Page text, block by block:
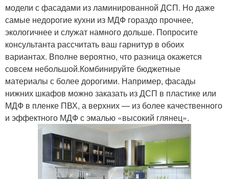
модели с фасадами из ламинированной ДСП. Но даже
самые недорогие кухни из МДФ гораздо прочнее,
экологичнее и служат намного дольше. Попросите
консультанта рассчитать ваш гарнитур в обоих
вариантах. Вполне вероятно, что разница окажется
совсем небольшой.Комбинируйте бюджетные
материалы с более дорогими. Например, фасады
нижних шкафов можно заказать из ДСП в пластике или
МДФ в пленке ПВХ, а верхних — из более качественного
и эффектного МДФ с эмалью «высокий глянец».